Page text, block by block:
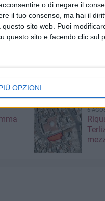
o di negare il
il tuo consenso, ma hai il
sito web. Puoi
questo sito e facendo clic sul
OPZIONI
partecipata della
ogni invasività criminale
accendere i riflettori, alzare
collettività. Nessuno va
accertare presto
6